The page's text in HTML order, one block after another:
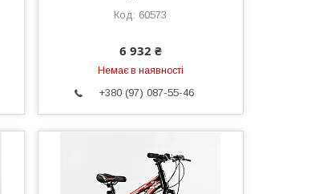
60573
6 932 ₴
Немає в наявності
+380 (97) 087-55-46